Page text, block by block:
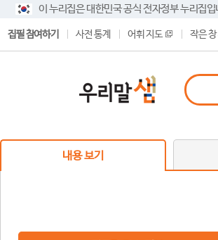
이 누리집은 대한민국 공식 전자정부 누리집입
집필 참여하기 사전 통계 어휘 지도 작은
내용 보기